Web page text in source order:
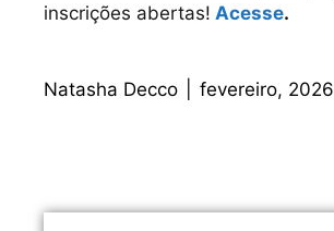
inscrições abertas! Acesse.
Natasha Decco fevereiro, 2026